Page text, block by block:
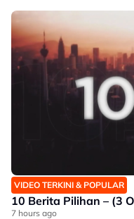
VIDEO TERKINI & POPULAR
10 Berita Pilihan – (3
7 hours ago